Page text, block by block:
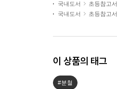
국내도서
초등참고서
국내도서
초등참고서
이 상품의 태그
#분철